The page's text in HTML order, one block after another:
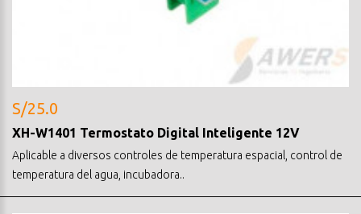
S/25.0
XH-W1401 Termostato Digital Inteligente 12V
Aplicable a diversos controles de temperatura espacial, control de
temperatura del agua, incubadora..